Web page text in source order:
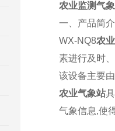
农业监测气
一、产品简介
WX-NQ8农
素进行及时
该设备主要
农业气象站
气象信息,使